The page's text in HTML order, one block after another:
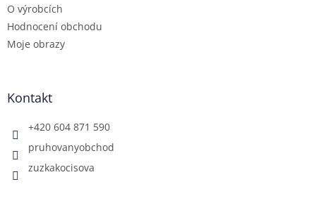
O výrobcích
Hodnocení obchodu
Moje obrazy
Kontakt
+420 604 871 590
pruhovanyobchod
zuzkakocisova